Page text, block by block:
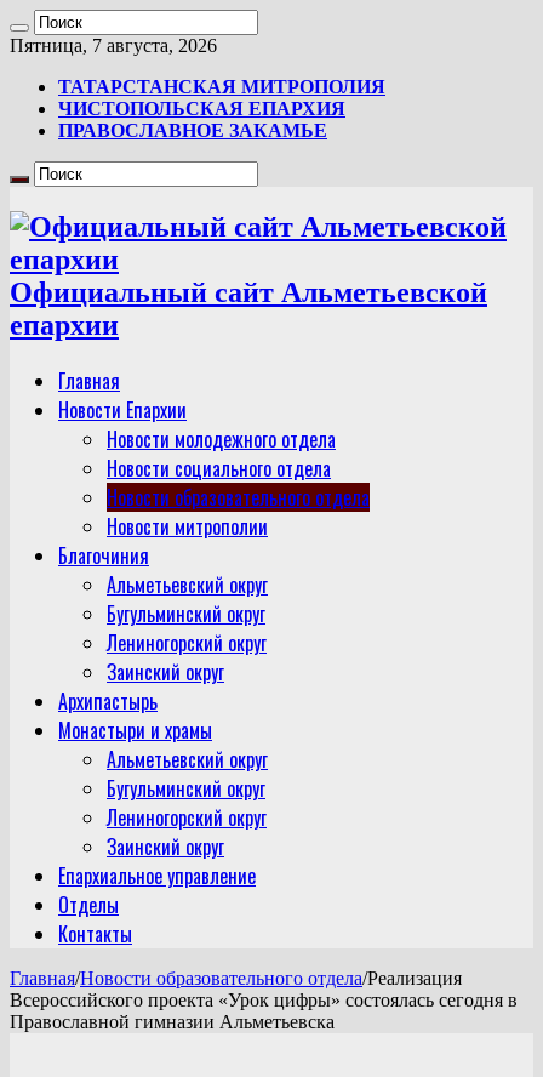
Пятница, 7 августа, 2026
ТАТАРСТАНСКАЯ МИТРОПОЛИЯ
ЧИСТОПОЛЬСКАЯ ЕПАРХИЯ
ПРАВОСЛАВНОЕ ЗАКАМЬЕ
Официальный сайт Альметьевской
епархии
Главная
Новости Епархии
Новости молодежного отдела
Новости социального отдела
Новости образовательного отдела
Новости митрополии
Благочиния
Альметьевский округ
Бугульминский округ
Лениногорский округ
Заинский округ
Архипастырь
Монастыри и храмы
Альметьевский округ
Бугульминский округ
Лениногорский округ
Заинский округ
Епархиальное управление
Отделы
Контакты
Главная/Новости образовательного отдела/Реализация
Всероссийского проекта «Урок цифры» состоялась сегодня в
Православной гимназии Альметьевска